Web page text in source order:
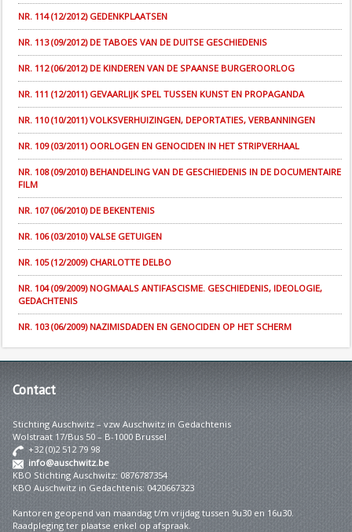
NR. 114 (12/2012) GEDENKPLAATSEN
NR. 113 (09/2012) DE TABOES VAN DE DUITSE GESCHIEDENIS
NR. 112 (06/2012) DE KINDEREN VAN DE SPAANSE BURGEROORLOG
NR. 111 (12/2011) GEVAARLIJK SPEL TUSSEN KUNST EN PROPAGANDA
NR. 110 (10/2011) VOLKSVERHUIZINGEN, DEPORTATIES, VERBANNINGEN
NR. 109 (03/2011) OORLOGEN EN GENOCIDEN IN HET STRIPVERHAAL
NR. 108 (09/2010) BEHANDELING VAN DE GESCHIEDENIS IN DE DOCUMENTAIRE
FILM
NR. 107 (06/2010) DE BEKENTENIS
NR. 106 (03/2010) VALSE GETUIGEN
NR. 105 (12/2009) CHARLOTTE DELBO
NR. 104 (09/2009) NOGMAALS ANTIFASCISME. GESCHIEDENIS, IDEOLOGIE,
GEDACHTENIS
NR. 103 (06/2009) NAZIMISDADEN EN GENOCIDEN OP HET SCHERM
Contact
Stichting Auschwitz – vzw Auschwitz in Gedachtenis
Wolstraat 17/Bus 50 – B-1000 Brussel
+32 (0)2 512 79 98
info@auschwitz.be
KBO Stichting Auschwitz: 0876787354
KBO Auschwitz in Gedachtenis: 0420667323
Kantoren geopend van maandag t/m vrijdag tussen 9u30 en 16u30.
Raadpleging ter plaatse enkel op afspraak.